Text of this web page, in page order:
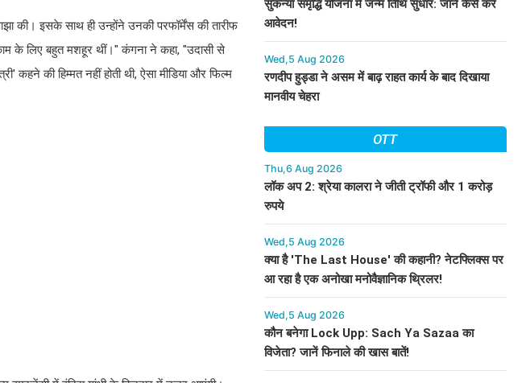
की। इसके साथ ही उन्होंने उनकी परफॉर्मेंस की तारीफ
के लिए बहुत मशहूर थीं।" कंगना ने कहा, "उदासी से
कहने की हिम्मत नहीं होती थी, ऐसा मीडिया और फिल्म
सुकन्या समृद्धि योजना में जन्म तिथि सुधार: जानें कैसे करें
आवेदन!
Wed,5 Aug 2026
रणदीप हुड्डा ने असम में बाढ़ राहत कार्य के बाद दिखाया
मानवीय चेहरा
OTT
Thu,6 Aug 2026
लॉक अप 2: श्रेया कालरा ने जीती ट्रॉफी और 1 करोड़
रुपये
Wed,5 Aug 2026
क्या है 'The Last House' की कहानी? नेटफ्लिक्स पर
आ रहा है एक अनोखा मनोवैज्ञानिक थ्रिलर!
Wed,5 Aug 2026
कौन बनेगा Lock Upp: Sach Ya Sazaa का
विजेता? जानें फिनाले की खास बातें!